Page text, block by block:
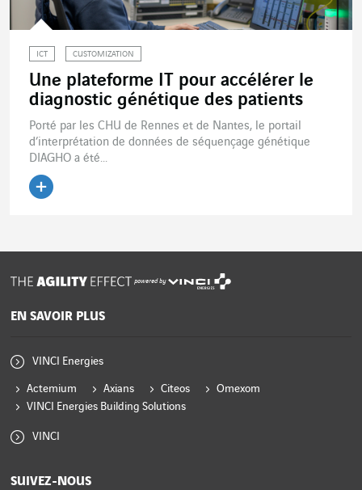
ICT CUSTOMIZATION
Une plateforme IT pour accélérer le
diagnostic génétique des patients
Porté par les CHU de Rennes et de Nantes, le portail
d’interprétation de données de séquençage génétique
DIAGHO a été...
powered by
EN SAVOIR PLUS
VINCI Energies
Actemium Axians Citeos
Omexom
VINCI Energies Building Solutions
VINCI
SUIVEZ-NOUS